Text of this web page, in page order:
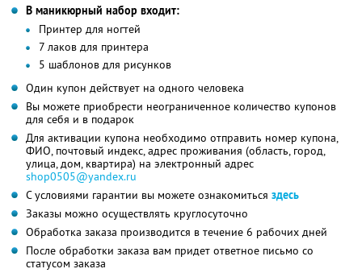
В маникюрный набор входит:
Принтер для ногтей
7 лаков для принтера
5 шаблонов для рисунков
Один купон действует на одного человека
Вы можете приобрести неограниченное количество купонов
для себя и в подарок
Для активации купона необходимо отправить номер купона,
ФИО, почтовый индекс, адрес проживания (область, город,
улица, дом, квартира) на электронный адрес
shop0505@yandex.ru
С условиями гарантии вы можете ознакомиться здесь
Заказы можно осуществлять круглосуточно
Обработка заказа производится в течение 6 рабочих дней
После обработки заказа вам придет ответное письмо со
статусом заказа